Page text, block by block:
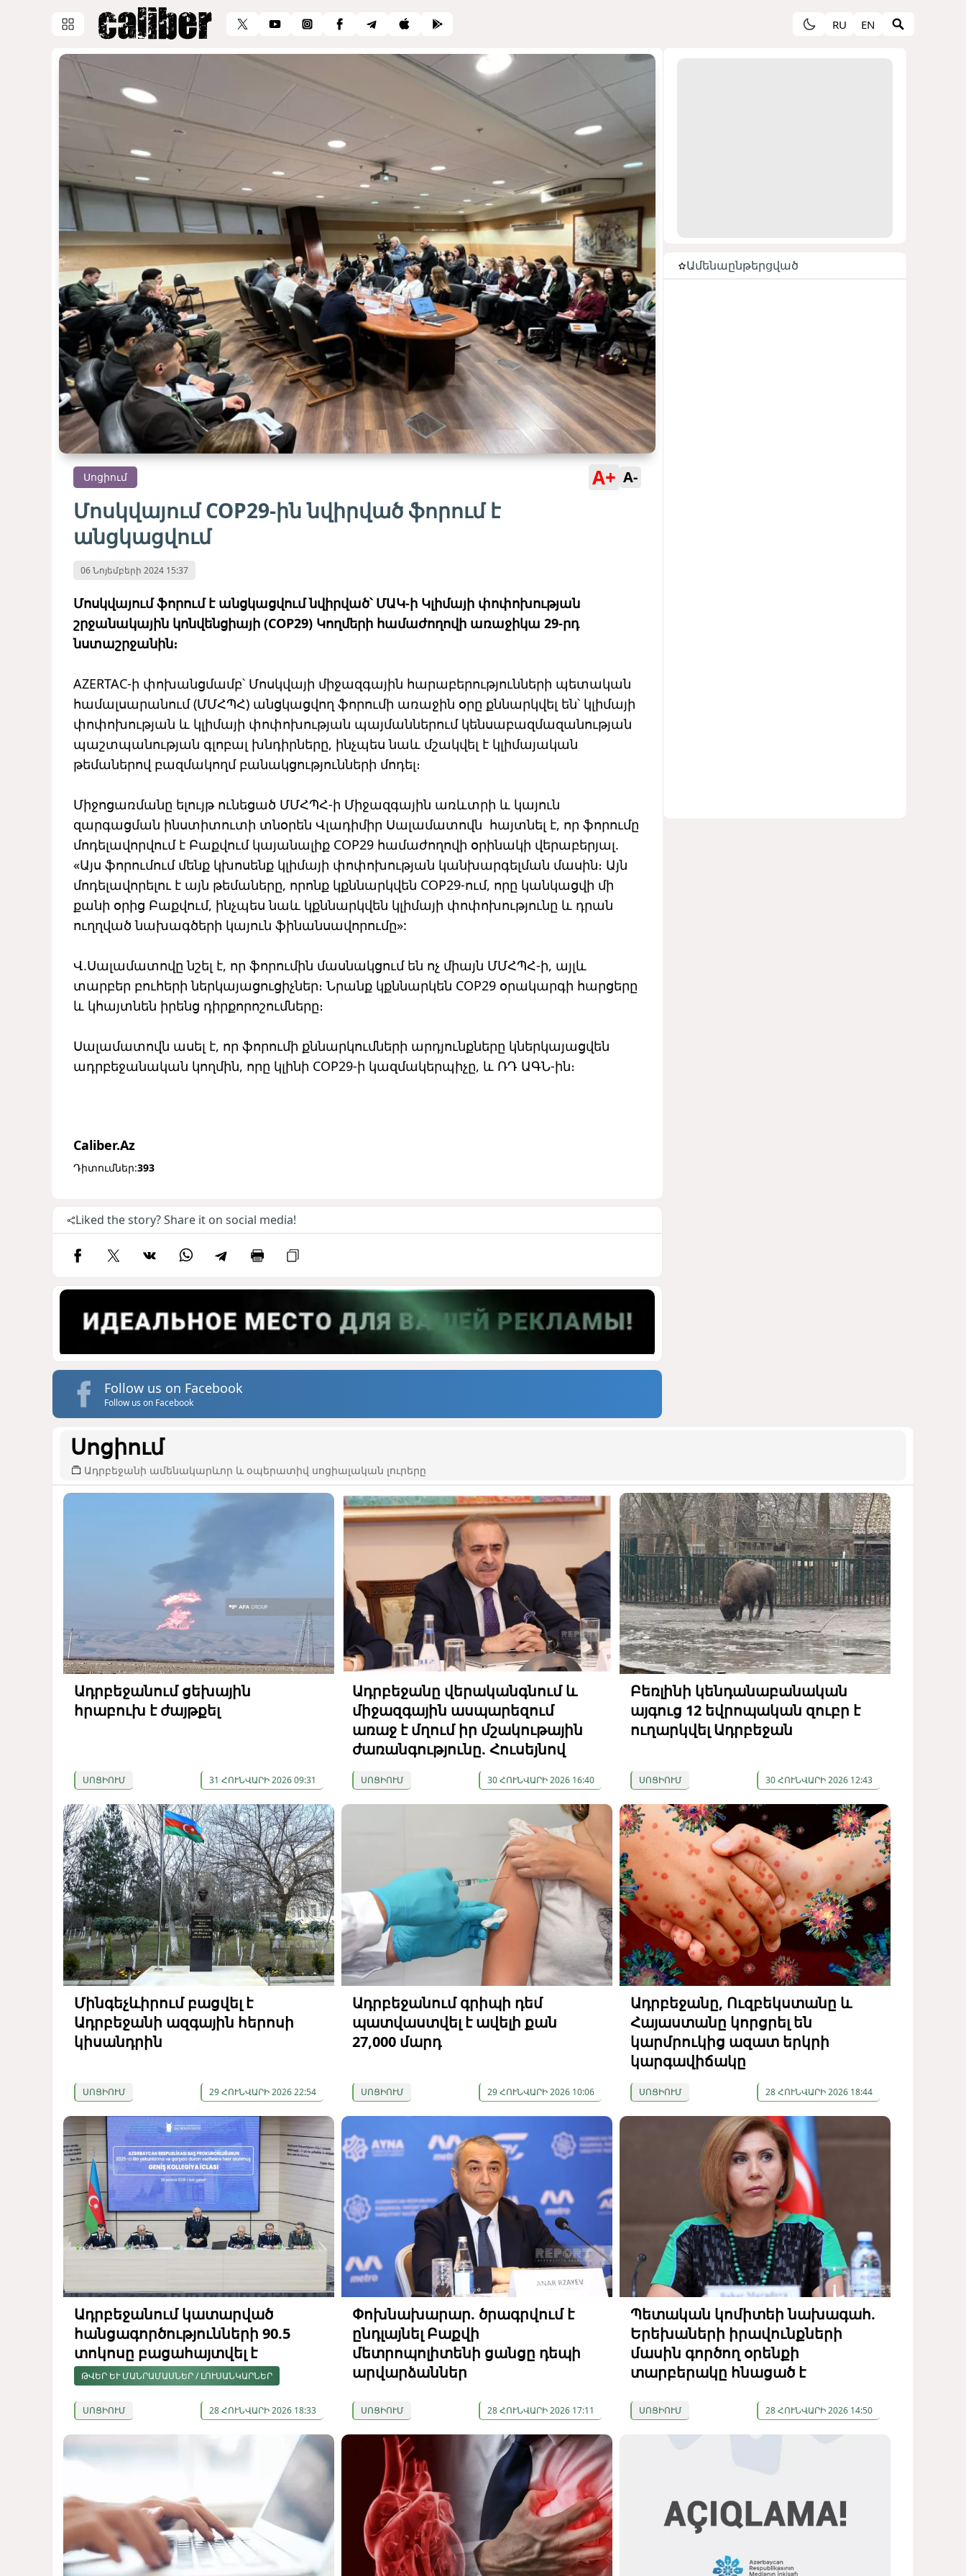
RU EN
Սոցիում A+ A-
Մոսկվայում COP29-ին նվիրված ֆորում է
անցկացվում
06 Նոյեմբերի 2024 15:37
Մոսկվայում ֆորում է անցկացվում նվիրված՝ ՄԱԿ-ի Կլիմայի փոփոխության
շրջանակային կոնվենցիայի (COP29) Կողմերի համաժողովի առաջիկա 29-րդ
նստաշրջանին։
AZERTAC-ի փոխանցմամբ՝ Մոսկվայի միջազգային հարաբերությունների պետական ​​
համալսարանում (ՄՄՀՊՀ) անցկացվող ֆորումի առաջին օրը քննարկվել են՝ կլիմայի
փոփոխության և կլիմայի փոփոխության պայմաններում կենսաբազմազանության
պաշտպանության գլոբալ խնդիրները, ինչպես նաև մշակվել է կլիմայական
թեմաներով բազմակողմ բանակցությունների մոդել։
Միջոցառմանը ելույթ ունեցած ՄՄՀՊՀ-ի Միջազգային առևտրի և կայուն
զարգացման ինստիտուտի տնօրեն Վլադիմիր Սալամատովն հայտնել է, որ ֆորումը
մոդելավորվում է Բաքվում կայանալիք COP29 համաժողովի օրինակի վերաբերյալ.
«Այս ֆորումում մենք կխոսենք կլիմայի փոփոխության կանխարգելման մասին։ Այն
մոդելավորելու է այն թեմաները, որոնք կքննարկվեն COP29-ում, որը կանկացվի մի
քանի օրից Բաքվում, ինչպես նաև կքննարկվեն կլիմայի փոփոխությունը և դրան
ուղղված նախագծերի կայուն ֆինանսավորումը»:
Վ.Սալամատովը նշել է, որ ֆորումին մասնակցում են ոչ միայն ՄՄՀՊՀ-ի, այլև
տարբեր բուհերի ներկայացուցիչներ։ Նրանք կքննարկեն COP29 օրակարգի հարցերը
և կհայտնեն իրենց դիրքորոշումները։
Սալամատովն ասել է, որ ֆորումի քննարկումների արդյունքները կներկայացվեն
ադրբեջանական կողմին, որը կլինի COP29-ի կազմակերպիչը, և ՌԴ ԱԳՆ-ին։
Caliber.Az
Դիտումներ:393
Liked the story? Share it on social media!
Follow us on Facebook
Follow us on Facebook
Ամենաընթերցված
Սոցիում
Ադրբեջանի ամենակարևոր և օպերատիվ սոցիալական լուրերը
Ադրբեջանում ցեխային
հրաբուխ է ժայթքել
ՍՈՑԻՈՒՄ 31 ՀՈՒՆՎԱՐԻ 2026 09:31
Ադրբեջանը վերականգնում և
միջազգային ասպարեզում
առաջ է մղում իր մշակութային
ժառանգությունը. Հուսեյնով
ՍՈՑԻՈՒՄ 30 ՀՈՒՆՎԱՐԻ 2026 16:40
Բեռլինի կենդանաբանական
այգուց 12 եվրոպական զուբր է
ուղարկվել Ադրբեջան
ՍՈՑԻՈՒՄ 30 ՀՈՒՆՎԱՐԻ 2026 12:43
Մինգեչևիրում բացվել է
Ադրբեջանի ազգային հերոսի
կիսանդրին
ՍՈՑԻՈՒՄ 29 ՀՈՒՆՎԱՐԻ 2026 22:54
Ադրբեջանում գրիպի դեմ
պատվաստվել է ավելի քան
27,000 մարդ
ՍՈՑԻՈՒՄ 29 ՀՈՒՆՎԱՐԻ 2026 10:06
Ադրբեջանը, Ուզբեկստանը և
Հայաստանը կորցրել են
կարմրուկից ազատ երկրի
կարգավիճակը
ՍՈՑԻՈՒՄ 28 ՀՈՒՆՎԱՐԻ 2026 18:44
Ադրբեջանում կատարված
հանցագործությունների 90.5
տոկոսը բացահայտվել է
ԹՎԵՐ ԵՒ ՄԱՆՐԱՄԱՍՆԵՐ / ԼՈՒՍԱՆԿԱՐՆԵՐ
ՍՈՑԻՈՒՄ 28 ՀՈՒՆՎԱՐԻ 2026 18:33
Փոխնախարար. ծրագրվում է
ընդլայնել Բաքվի
մետրոպոլիտենի ցանցը դեպի
արվարձաններ
ՍՈՑԻՈՒՄ 28 ՀՈՒՆՎԱՐԻ 2026 17:11
Պետական ​​կոմիտեի նախագահ.
Երեխաների իրավունքների
մասին գործող օրենքի
տարբերակը հնացած է
ՍՈՑԻՈՒՄ 28 ՀՈՒՆՎԱՐԻ 2026 14:50